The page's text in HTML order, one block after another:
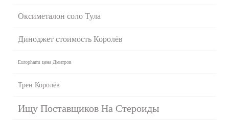
Оксиметалон соло Тула
Диноджет стоимость Королёв
Europharm цена Дмитров
Трен Королёв
Ищу Поставщиков На Стероиды